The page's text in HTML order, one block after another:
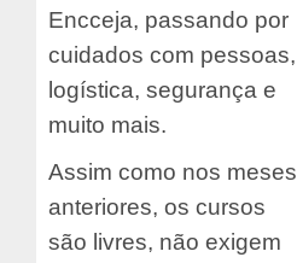
Encceja, passando por
cuidados com pessoas,
logística, segurança e
muito mais.
Assim como nos meses
anteriores, os cursos
são livres, não exigem